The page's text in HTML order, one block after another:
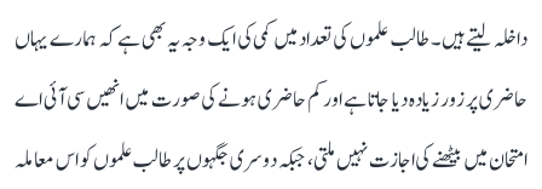
داخلہ لیتے ہیں۔ طالب علموں کی تعداد میں کمی کی ایک وجہ یہ بھی ہے کہ ہمارے یہاں
حاضری پر زور زیادہ دیا جاتا ہے اور کم حاضری ہونے کی صورت میں انھیں سی آئی اے
امتحان میں بیٹھنے کی اجازت نہیں ملتی، جبکہ دوسری جگہوں پر طالب علموں کو اس معاملہ